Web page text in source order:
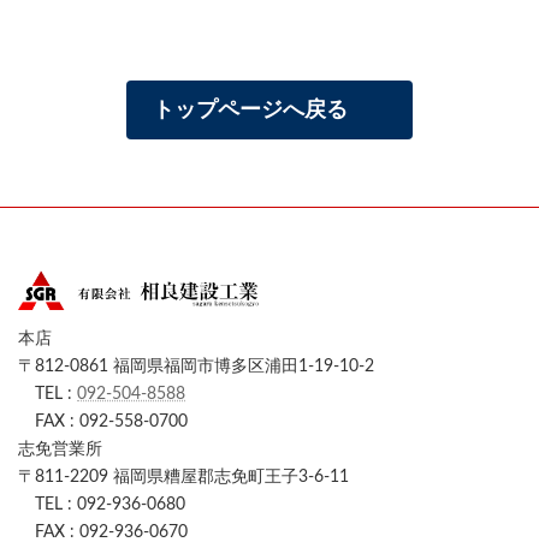
トップページへ戻る
本店
〒812-0861 福岡県福岡市博多区浦田1-19-10-2
TEL : 092-504-8588
FAX : 092-558-0700
志免営業所
〒811-2209 福岡県糟屋郡志免町王子3-6-11
TEL : 092-936-0680
FAX : 092-936-0670